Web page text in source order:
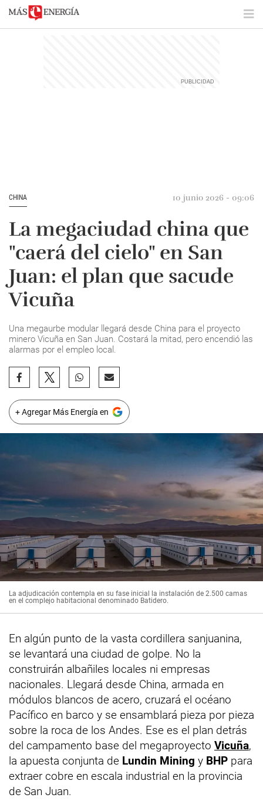
CHINA 10 junio 2026 - 09:06
La megaciudad china que
"caerá del cielo" en San
Juan: el plan que sacude
Vicuña
Una megaurbe modular llegará desde China para el proyecto
minero Vicuña en San Juan. Costará la mitad, pero encendió las
alarmas por el empleo local.
+ Agregar Más Energía en
La adjudicación contempla en su fase inicial la instalación de 2.500 camas
en el complejo habitacional denominado Batidero.
En algún punto de la vasta cordillera sanjuanina,
se levantará una ciudad de golpe. No la
construirán albañiles locales ni empresas
nacionales. Llegará desde China, armada en
módulos blancos de acero, cruzará el océano
Pacífico en barco y se ensamblará pieza por pieza
sobre la roca de los Andes. Ese es el plan detrás
del campamento base del megaproyecto Vicuña,
la apuesta conjunta de Lundin Mining y BHP para
extraer cobre en escala industrial en la provincia
de San Juan.